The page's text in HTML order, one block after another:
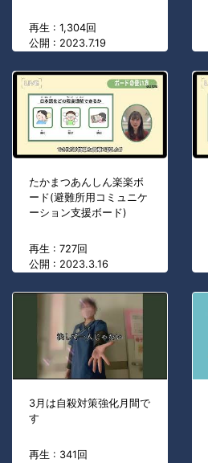
再生 : 1,304回
公開 : 2023.7.19
たかまつあんしん楽楽ボ
ード(避難所用コミュニケ
ーション支援ボード)
再生 : 727回
公開 : 2023.3.16
3月は自殺対策強化月間で
す
再生 : 341回